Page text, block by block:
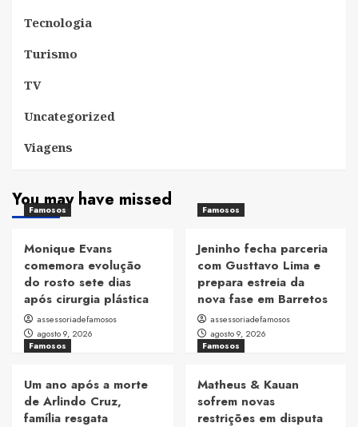
Tecnologia
Turismo
TV
Uncategorized
Viagens
You may have missed
Famosos
Monique Evans
comemora evolução
do rosto sete dias
após cirurgia plástica
assessoriadefamosos
agosto 9, 2026
Famosos
Jeninho fecha parceria
com Gusttavo Lima e
prepara estreia da
nova fase em Barretos
assessoriadefamosos
agosto 9, 2026
Famosos
Um ano após a morte
de Arlindo Cruz,
família resgata
Famosos
Matheus & Kauan
sofrem novas
restrições em disputa